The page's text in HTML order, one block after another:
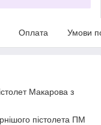
Оплата Умови
Макарова з
пістолета ПМ